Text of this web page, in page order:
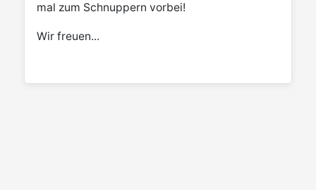
mal zum Schnuppern vorbei!
Wir freuen...